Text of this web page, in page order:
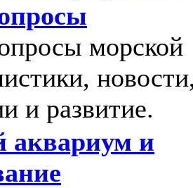
морской
и развитие.
аквариум и